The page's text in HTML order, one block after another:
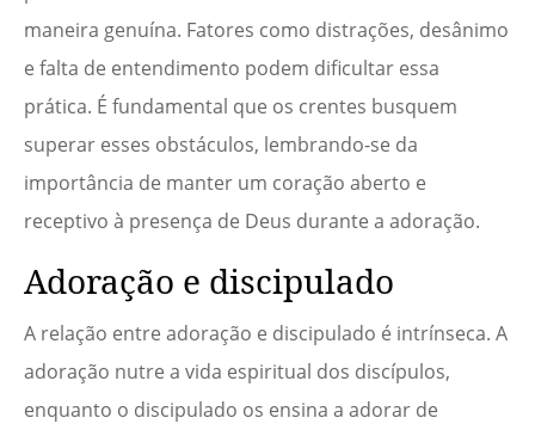
maneira genuína. Fatores como distrações, desânimo
e falta de entendimento podem dificultar essa
prática. É fundamental que os crentes busquem
superar esses obstáculos, lembrando-se da
importância de manter um coração aberto e
receptivo à presença de Deus durante a adoração.
Adoração e discipulado
A relação entre adoração e discipulado é intrínseca. A
adoração nutre a vida espiritual dos discípulos,
enquanto o discipulado os ensina a adorar de